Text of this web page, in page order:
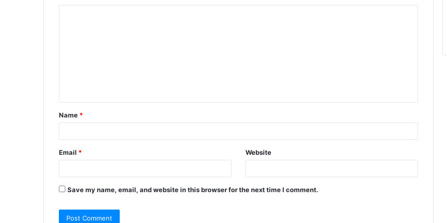
k
l
t
*
Name *
Email * Website
Save my name, email, and website in this browser for the next time I comment.